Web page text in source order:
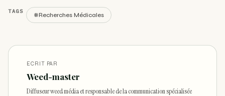
TAGS
#Recherches Médicales
ECRIT PAR
Weed-master
Diffuseur weed média et responsable de la communication spécialisée